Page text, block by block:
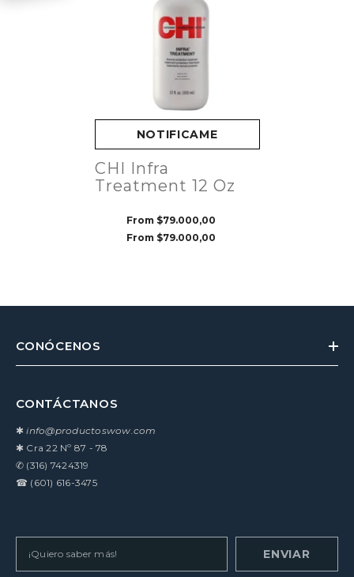
NOTIFICAME
CHI Infra
Treatment 12 Oz
From$79.000,00
From$79.000,00
CONÓCENOS
CONTÁCTANOS
✱info@productoswow.com
✱ Cra 22 Nº 87 - 78
✆ (316) 7424319
☎ (601) 616-3475
ENVIAR